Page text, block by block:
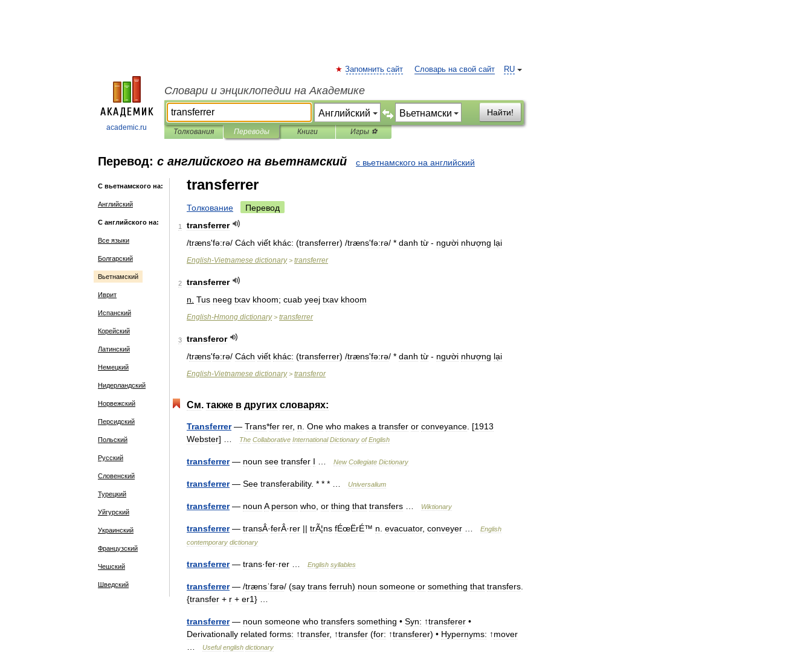
academic.ru
RU
Запомнить сайт Словарь на свой сайт
Словари и энциклопедии на Академике
Найти!
Толкования Переводы Книги Игры ⚽
Перевод: с английского на вьетнамский с вьетнамского на английский
С вьетнамского на:
Английский
С английского на:
Все языки
Болгарский
Вьетнамский
Иврит
Испанский
Корейский
Латинский
Немецкий
Нидерландский
Норвежский
Персидский
Польский
Русский
Словенский
Турецкий
Уйгурский
Украинский
Французский
Чешский
Шведский
transferrer
Толкование Перевод
1
transferrer
/træns'fə:rə/ Cách viết khác: (transferrer) /træns'fə:rə/ * danh từ - người nhượng lại
English-Vietnamese dictionary> transferrer
2
transferrer
n Tus neeg txav khoom; cuab yeej txav khoom
English-Hmong dictionary> transferrer
3
transferor
/træns'fə:rə/ Cách viết khác: (transferrer) /træns'fə:rə/ * danh từ - người nhượng lại
English-Vietnamese dictionary> transferor
См. также в других словарях:
Transferrer— Trans*fer rer, n One who makes a transfer or conveyance . [1913
Webster] … The Collaborative International Dictionary of English
transferrer— noun see transfer I New Collegiate Dictionary
transferrer— See transferability. * * * … Universalium
transferrer— noun A person who or thing that transfers Wiktionary
transferrer— transÂ·ferÂ·rer || trÃ¦ns fÉœËrÉ™ n evacuator, conveyer
English
contemporary dictionary
transferrer— trans·fer·rer English syllables
transferrer— /trænsˈfɜrə/ (say trans ferruh) noun someone or something that transfers
{transfer + r + er1} …
transferrer— noun someone who transfers something • Syn: ↑transferer •
Derivationally related forms: ↑transfer, ↑transfer (for: ↑transferer) • Hypernyms: ↑mover
Useful english dictionary